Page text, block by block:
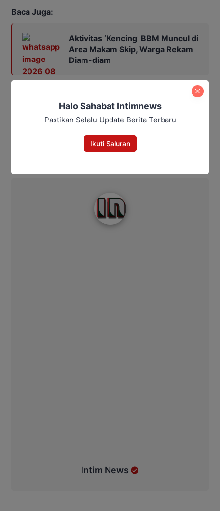
Baca Juga:
Aktivitas ‘Kencing’ BBM Muncul di
Area Makam Skip, Warga Rekam
Diam-diam
Intim News
Halo Sahabat Intimnews
Pastikan Selalu Update Berita Terbaru
Ikuti Saluran